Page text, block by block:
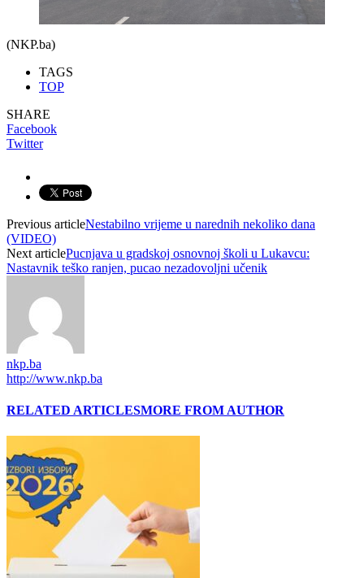
(NKP.ba)
TAGS
TOP
SHARE
Facebook
Twitter
Previous articleNestabilno vrijeme u narednih nekoliko dana
(VIDEO)
Next articlePucnjava u gradskoj osnovnoj školi u Lukavcu:
Nastavnik teško ranjen, pucao nezadovoljni učenik
nkp.ba
http://www.nkp.ba
RELATED ARTICLESMORE FROM AUTHOR